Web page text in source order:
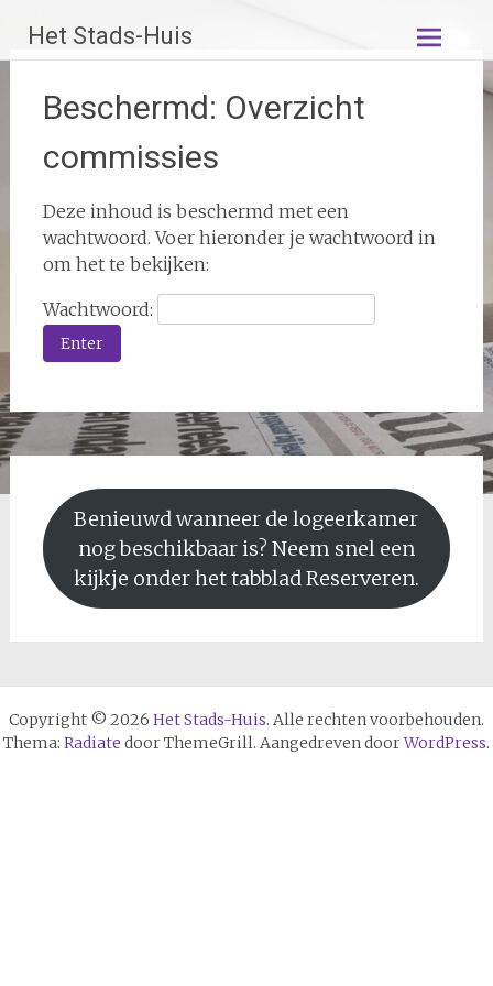
naar
de
inhoud
Het Stads-Huis
Beschermd: Overzicht
commissies
Deze inhoud is beschermd met een
wachtwoord. Voer hieronder je wachtwoord in
om het te bekijken:
Wachtwoord:
Benieuwd wanneer de logeerkamer
nog beschikbaar is? Neem snel een
kijkje onder het tabblad Reserveren.
Copyright © 2026 Het Stads-Huis. Alle rechten voorbehouden.
Thema: Radiate door ThemeGrill. Aangedreven doorWordPress.